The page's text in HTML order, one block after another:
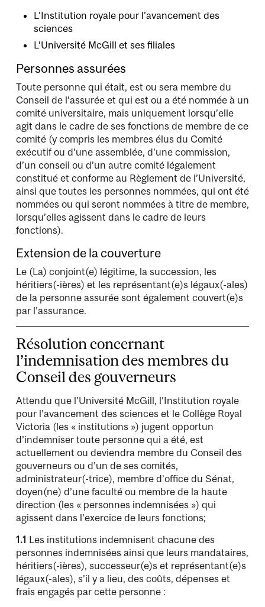
L’Institution royale pour l’avancement des
sciences
L’Université McGill et ses filiales
Personnes assurées
Toute personne qui était, est ou sera membre du
Conseil de l’assurée et qui est ou a été nommée à un
comité universitaire, mais uniquement lorsqu’elle
agit dans le cadre de ses fonctions de membre de ce
comité (y compris les membres élus du Comité
exécutif ou d’une assemblée, d’une commission,
d’un conseil ou d’un autre comité légalement
constitué et conforme au Règlement de l’Université,
ainsi que toutes les personnes nommées, qui ont été
nommées ou qui seront nommées à titre de membre,
lorsqu’elles agissent dans le cadre de leurs
fonctions).
Extension de la couverture
Le (La) conjoint(e) légitime, la succession, les
héritiers(-ières) et les représentant(e)s légaux(-ales)
de la personne assurée sont également couvert(e)s
par l’assurance.
Résolution concernant
l’indemnisation des membres du
Conseil des gouverneurs
Attendu que l’Université McGill, l’Institution royale
pour l’avancement des sciences et le Collège Royal
Victoria (les « institutions ») jugent opportun
d’indemniser toute personne qui a été, est
actuellement ou deviendra membre du Conseil des
gouverneurs ou d’un de ses comités,
administrateur(-trice), membre d’office du Sénat,
doyen(ne) d’une faculté ou membre de la haute
direction (les « personnes indemnisées ») qui
agissent dans l’exercice de leurs fonctions;
1.1 Les institutions indemnisent chacune des
personnes indemnisées ainsi que leurs mandataires,
héritiers(-ières), successeur(e)s et représentant(e)s
légaux(-ales), s’il y a lieu, des coûts, dépenses et
frais engagés par cette personne :